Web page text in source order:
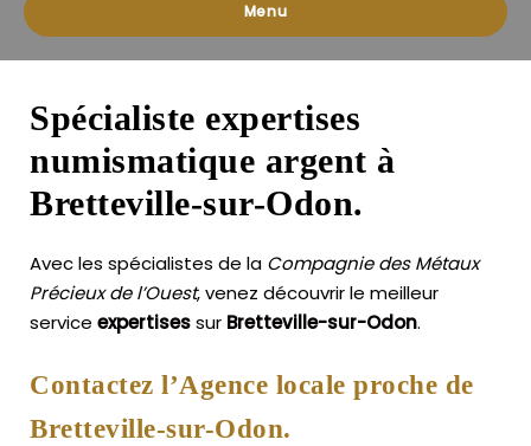
Menu
Spécialiste expertises
numismatique argent à
Bretteville-sur-Odon.
Avec les spécialistes de la Compagnie des Métaux
Précieux de l’Ouest, venez découvrir le meilleur
service expertisessur Bretteville-sur-Odon.
Contactez l’Agence locale proche de
Bretteville-sur-Odon.